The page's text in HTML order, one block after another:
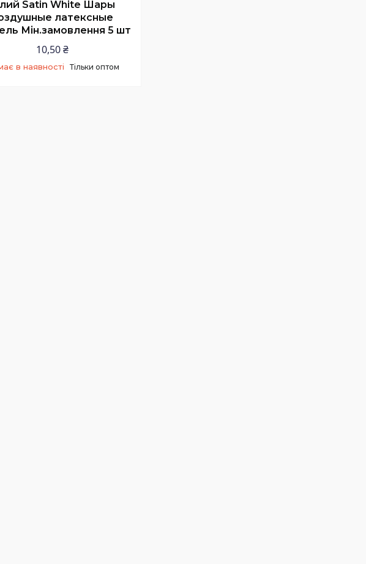
Satin White Шары
латексные
Мін.замовлення 5 шт
10,50 ₴
в наявності Тільки оптом